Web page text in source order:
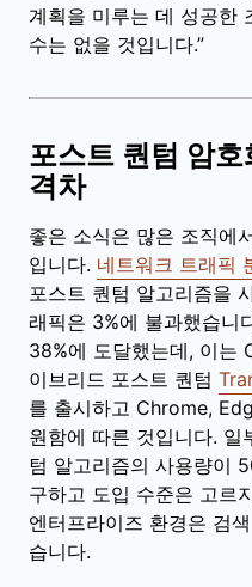
계획을 미루는 데 성공한
수는 없을 것입니다.”
포스트 퀀텀 암
격차
좋은 소식은 많은 조직에
입니다. 네트워크 트래픽
포스트 퀀텀 알고리즘을
래픽은 3%에 불과했습
38%에 도달했는데, 이는
이브리드 포스트 퀀텀
를 출시하고 Chrome,
원함에 따른 것입니다. 일
텀 알고리즘의 사용량이
구하고 도입 수준은 고르
엔터프라이즈 환경은 검
습니다.